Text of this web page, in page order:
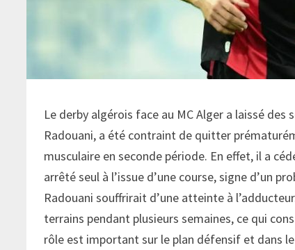
Le derby algérois face au MC Alger a laissé des
Radouani, a été contraint de quitter
musculaire en seconde période. En effet, il a
arrêté seul à l’issue d’une course, signe d’un
Radouani souffrirait d’une atteinte à
terrains pendant plusieurs semaines, ce qui
rôle est important sur le plan défensif et dans